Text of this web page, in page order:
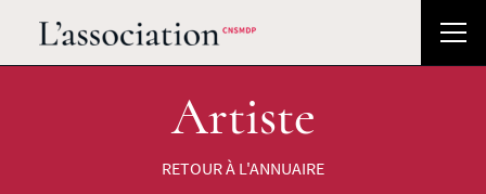
Artiste
RETOUR À L'ANNUAIRE